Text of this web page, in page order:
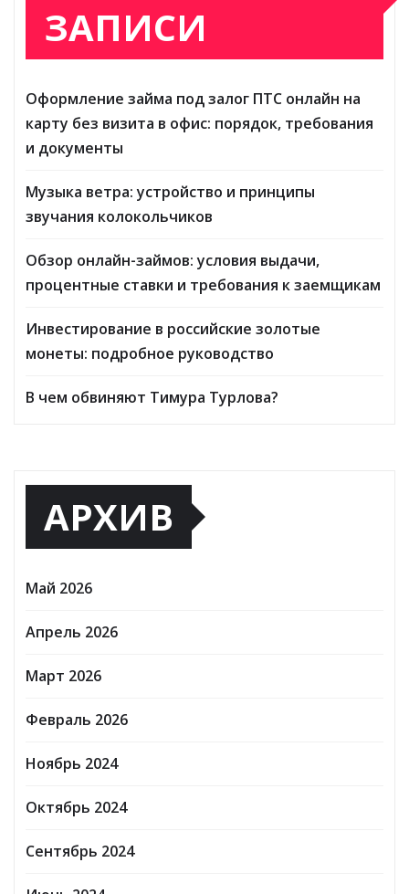
ЗАПИСИ
Оформление займа под залог ПТС онлайн на
карту без визита в офис: порядок, требования
и документы
Музыка ветра: устройство и принципы
звучания колокольчиков
Обзор онлайн-займов: условия выдачи,
процентные ставки и требования к заемщикам
Инвестирование в российские золотые
монеты: подробное руководство
В чем обвиняют Тимура Турлова?
АРХИВ
Май 2026
Апрель 2026
Март 2026
Февраль 2026
Ноябрь 2024
Октябрь 2024
Сентябрь 2024